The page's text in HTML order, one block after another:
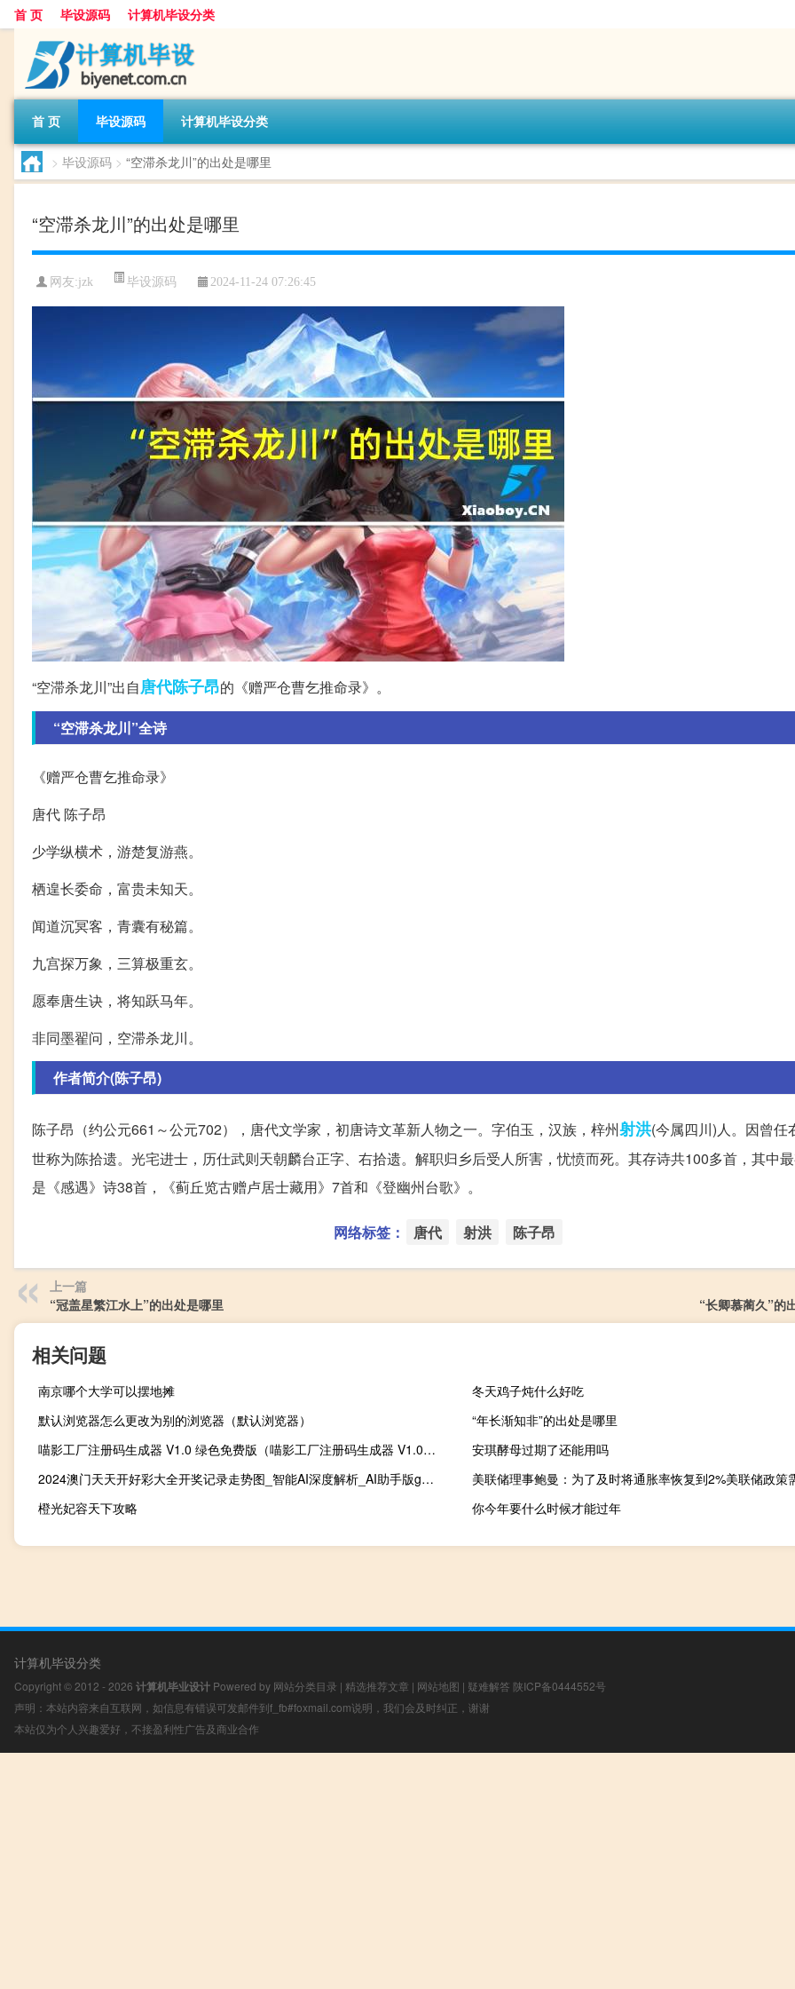
首 页 毕设源码 计算机毕设分类
首 页 毕设源码 计算机毕设分类
> 毕设源码 > “空滞杀龙川”的出处是哪里
“空滞杀龙川”的出处是哪里
网友:jzk 毕设源码 2024-11-24 07:26:45
“空滞杀龙川”出自唐代陈子昂的《赠严仓曹乞推命录》。
“空滞杀龙川”全诗
《赠严仓曹乞推命录》
唐代 陈子昂
少学纵横术，游楚复游燕。
栖遑长委命，富贵未知天。
闻道沉冥客，青囊有秘篇。
九宫探万象，三算极重玄。
愿奉唐生诀，将知跃马年。
非同墨翟问，空滞杀龙川。
作者简介(陈子昂)
陈子昂（约公元661～公元702），唐代文学家，初唐诗文革新人物之一。字伯玉，汉族，梓州射洪(今属四川)人。因曾任
世称为陈拾遗。光宅进士，历仕武则天朝麟台正字、右拾遗。解职归乡后受人所害，忧愤而死。其存诗共100多首，其中
是《感遇》诗38首，《蓟丘览古赠卢居士藏用》7首和《登幽州台歌》。
网络标签： 唐代 射洪 陈子昂
上一篇
“冠盖星繁江水上”的出处是哪里
“长卿慕蔺久”的
相关问题
南京哪个大学可以摆地摊
冬天鸡子炖什么好吃
默认浏览器怎么更改为别的浏览器（默认浏览器）
“年长渐知非”的出处是哪里
喵影工厂注册码生成器 V1.0 绿色免费版（喵影工厂注册码生成器 V1.0 绿色免费版功能简介）
安琪酵母过期了还能用吗
2024澳门天天开好彩大全开奖记录走势图_智能AI深度解析_AI助手版g12.64.214
橙光妃容天下攻略
你今年要什么时候才能过年
计算机毕设分类
Copyright © 2012 - 2026 计算机毕业设计 Powered by 网站分类目录 | 精选推荐文章 | 网站地图 | 疑难解答 陕ICP备0444552号
声明：本站内容来自互联网，如信息有错误可发邮件到f_fb#foxmail.com说明，我们会及时纠正，谢谢
本站仅为个人兴趣爱好，不接盈利性广告及商业合作